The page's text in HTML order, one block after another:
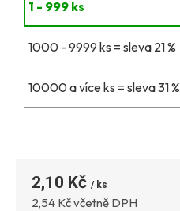
1 - 999 ks
1000 - 9999 ks = sleva 21 %
10000 a více ks = sleva 31 %
2,10 Kč
2,54 Kč včetně DPH